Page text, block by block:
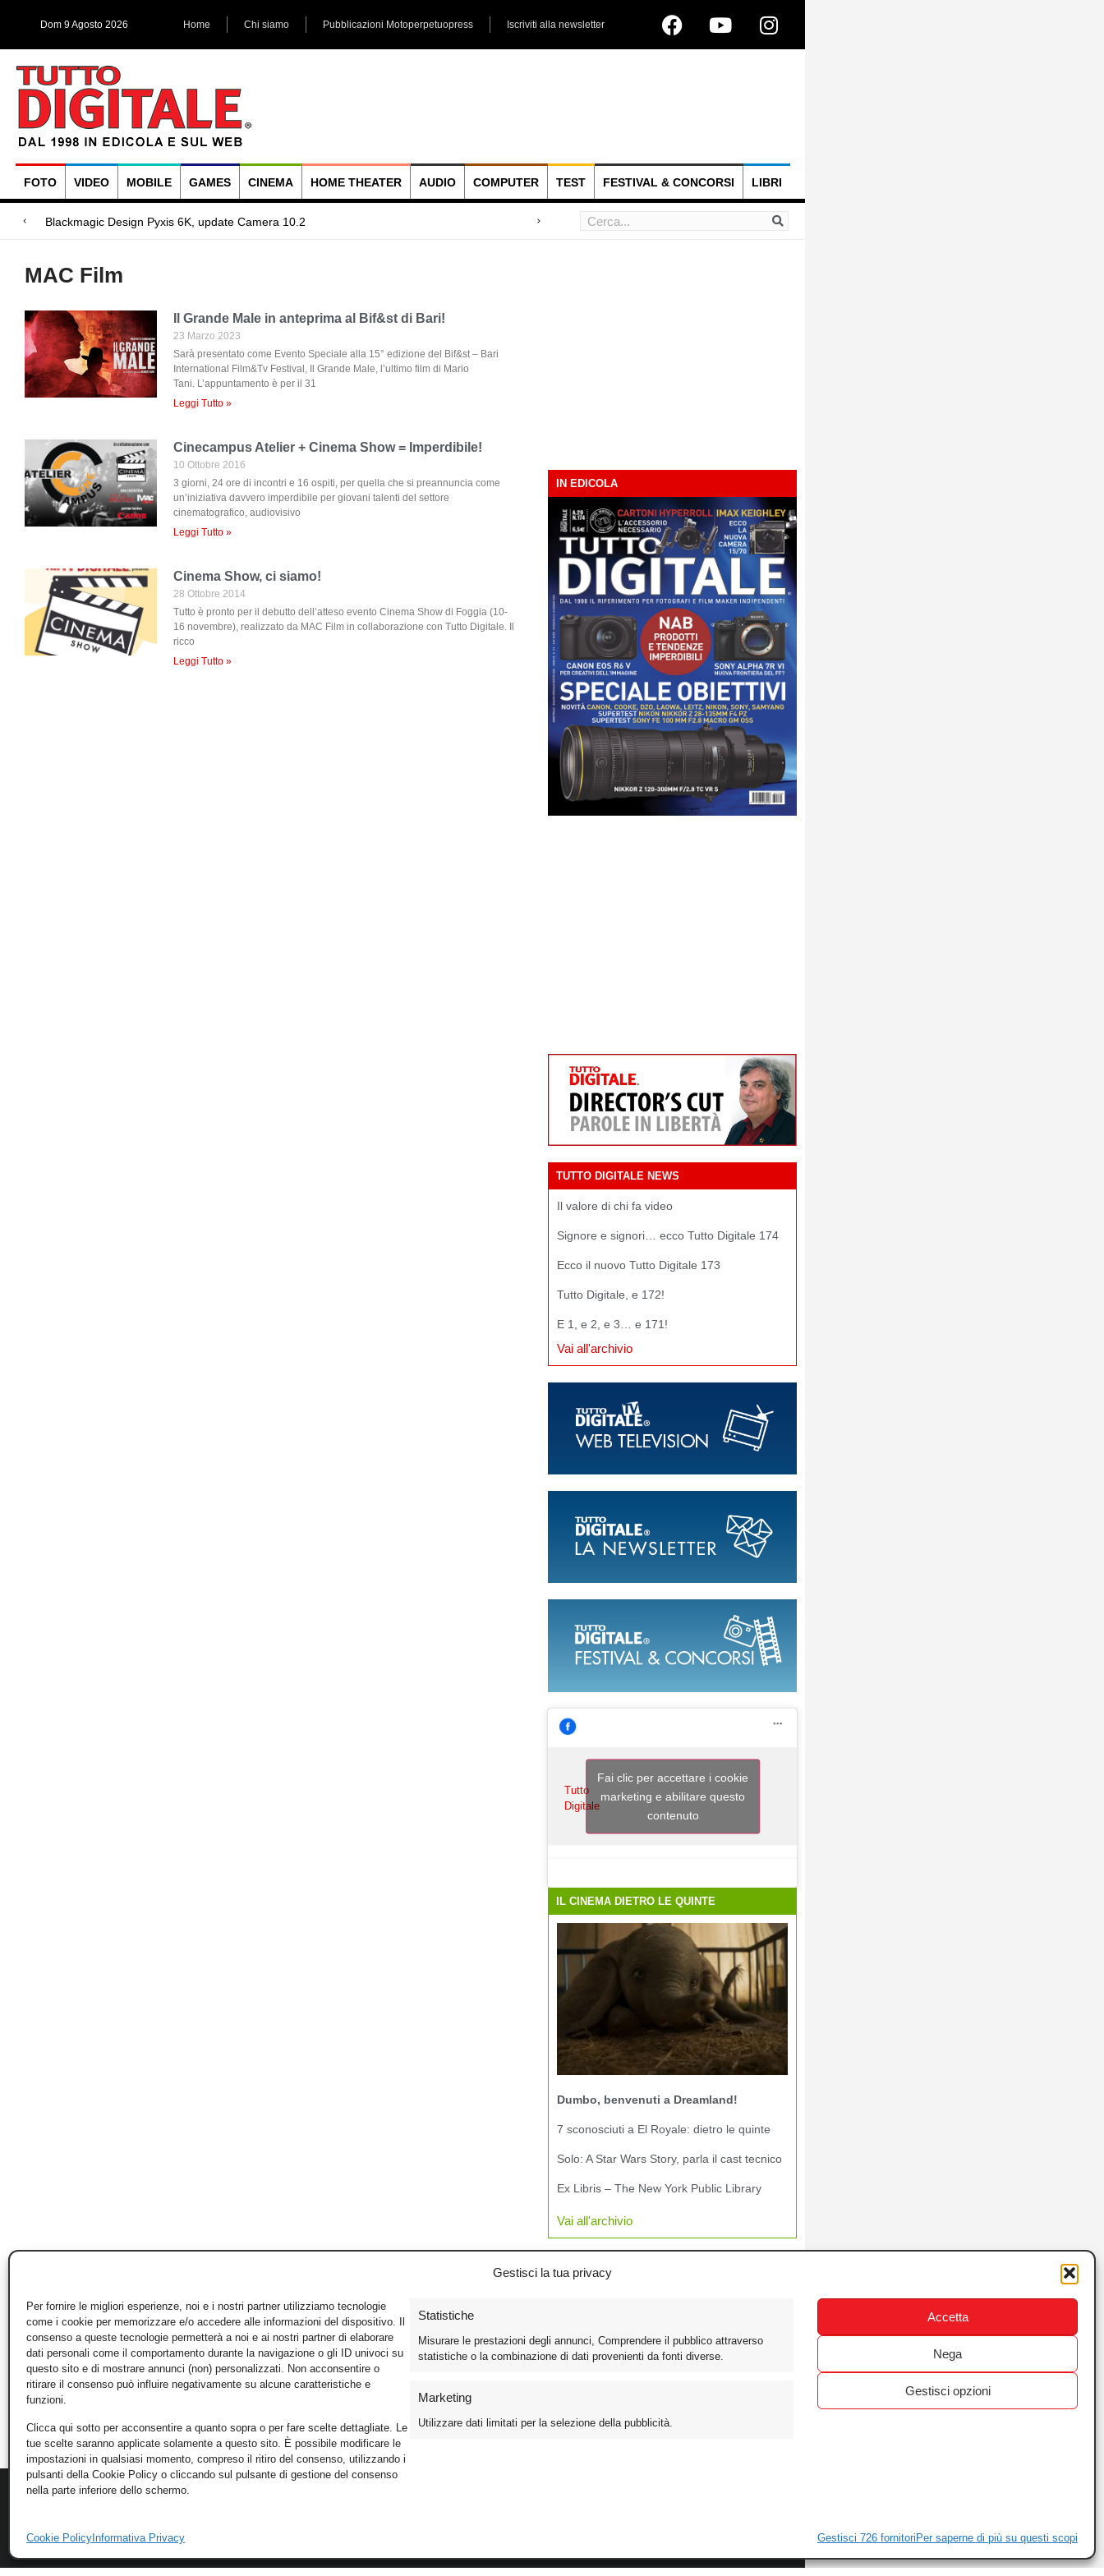
Gestisci la tua privacy
Per fornire le migliori esperienze, noi e i nostri partner utilizziamo tecnologie
come i cookie per memorizzare e/o accedere alle informazioni del dispositivo. Il
consenso a queste tecnologie permetterà a noi e ai nostri partner di elaborare
dati personali come il comportamento durante la navigazione o gli ID univoci su
questo sito e di mostrare annunci (non) personalizzati. Non acconsentire o
ritirare il consenso può influire negativamente su alcune caratteristiche e
funzioni.
Clicca qui sotto per acconsentire a quanto sopra o per fare scelte dettagliate. Le
tue scelte saranno applicate solamente a questo sito. È possibile modificare le
impostazioni in qualsiasi momento, compreso il ritiro del consenso, utilizzando i
pulsanti della Cookie Policy o cliccando sul pulsante di gestione del consenso
nella parte inferiore dello schermo.
Statistiche
Misurare le prestazioni degli annunci, Comprendere il pubblico attraverso
statistiche o la combinazione di dati provenienti da fonti diverse.
Marketing
Utilizzare dati limitati per la selezione della pubblicità.
Gestisci 726 fornitori Per saperne di più su questi scopi
Accetta
Nega
Gestisci opzioni
Cookie Policy Informativa Privacy
Dom 9 Agosto 2026 Home Chi siamo Pubblicazioni Motoperpetuopress Iscriviti alla newsletter
FOTO VIDEO MOBILE GAMES CINEMA HOME THEATER AUDIO COMPUTER TEST FESTIVAL & CONCORSI LIBRI
Megadap M2RF,
Blackmagic Design UltraStudio Express 3G, due accessori ad hoc
Arri Rental, evoluzioni in arrivo
MAC Film
Il Grande Male in anteprima al Bif&st di Bari!
23 Marzo 2023
Sarà presentato come Evento Speciale alla 15° edizione del Bif&st – Bari
International Film&Tv Festival, Il Grande Male, l’ultimo film di Mario
Tani. L’appuntamento è per il 31
Leggi Tutto »
Cinecampus Atelier + Cinema Show = Imperdibile!
10 Ottobre 2016
3 giorni, 24 ore di incontri e 16 ospiti, per quella che si preannuncia come
un’iniziativa davvero imperdibile per giovani talenti del settore
cinematografico, audiovisivo
Leggi Tutto »
Cinema Show, ci siamo!
28 Ottobre 2014
Tutto è pronto per il debutto dell’atteso evento Cinema Show di Foggia (10-
16 novembre), realizzato da MAC Film in collaborazione con Tutto Digitale. Il
ricco
Leggi Tutto »
IN EDICOLA
TUTTO DIGITALE NEWS
Il valore di chi fa video
Signore e signori… ecco Tutto Digitale 174
Ecco il nuovo Tutto Digitale 173
Tutto Digitale, e 172!
E 1, e 2, e 3… e 171!
Vai all'archivio
Tutto
Digitale
Fai clic per accettare i cookie
marketing e abilitare questo
contenuto
IL CINEMA DIETRO LE QUINTE
Dumbo, benvenuti a Dreamland!
7 sconosciuti a El Royale: dietro le quinte
Solo: A Star Wars Story, parla il cast tecnico
Ex Libris – The New York Public Library
Vai all'archivio